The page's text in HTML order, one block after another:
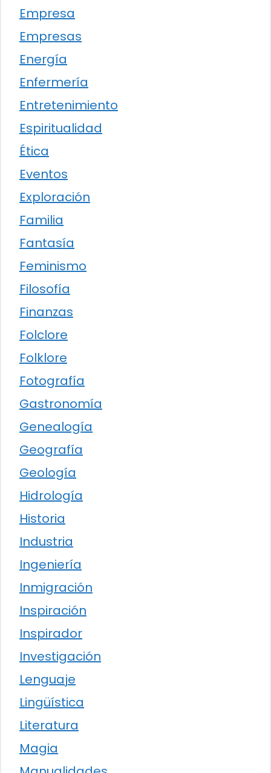
Empresa
Empresas
Energía
Enfermería
Entretenimiento
Espiritualidad
Ética
Eventos
Exploración
Familia
Fantasía
Feminismo
Filosofía
Finanzas
Folclore
Folklore
Fotografía
Gastronomía
Genealogía
Geografía
Geología
Hidrología
Historia
Industria
Ingeniería
Inmigración
Inspiración
Inspirador
Investigación
Lenguaje
Lingüística
Literatura
Magia